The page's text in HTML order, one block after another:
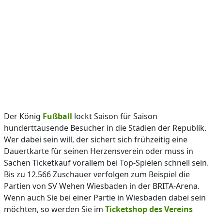
Der König Fußball lockt Saison für Saison
hunderttausende Besucher in die Stadien der Republik.
Wer dabei sein will, der sichert sich frühzeitig eine
Dauertkarte für seinen Herzensverein oder muss in
Sachen Ticketkauf vorallem bei Top-Spielen schnell sein.
Bis zu 12.566 Zuschauer verfolgen zum Beispiel die
Partien von SV Wehen Wiesbaden in der BRITA-Arena.
Wenn auch Sie bei einer Partie in Wiesbaden dabei sein
möchten, so werden Sie im Ticketshop des Vereins